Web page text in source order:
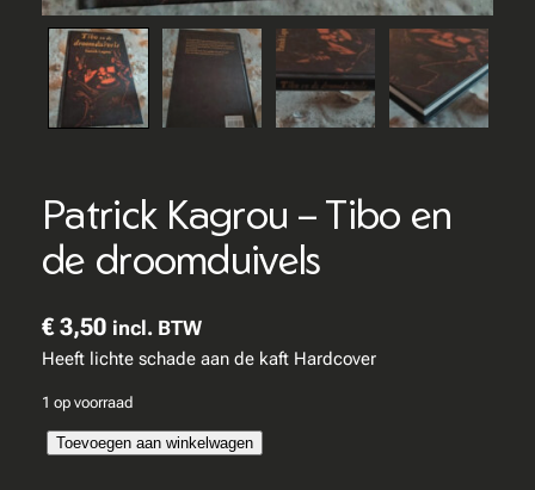
Patrick Kagrou – Tibo en
de droomduivels
€3,50 incl. BTW
Heeft lichte schade aan de kaft Hardcover
1 op voorraad
Toevoegen aan winkelwagen